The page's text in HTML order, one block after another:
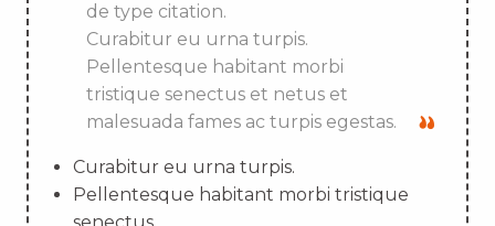
de type citation.
Curabitur eu urna turpis.
Pellentesque habitant morbi
tristique senectus et netus et
malesuada fames ac turpis egestas.
Curabitur eu urna turpis.
Pellentesque habitant morbi tristique